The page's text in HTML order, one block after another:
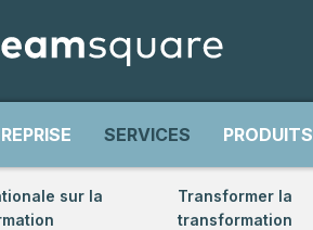
SERVICES PRODUITS
sur la
Transformer la
transformation